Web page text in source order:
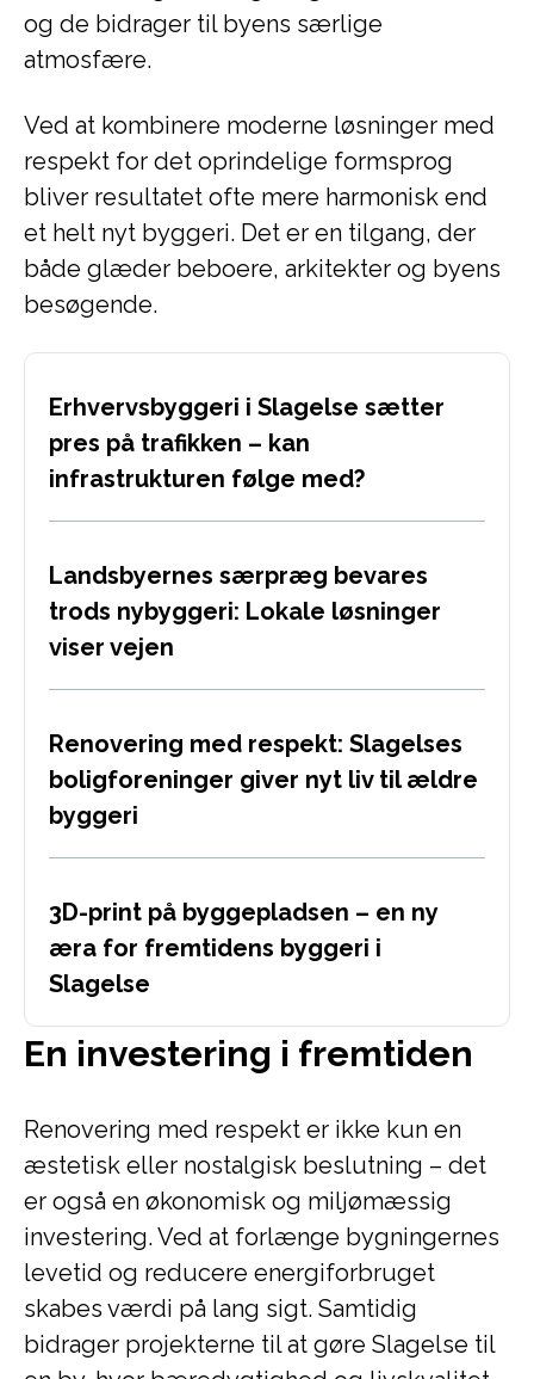
og de bidrager til byens særlige
atmosfære.
Ved at kombinere moderne løsninger med
respekt for det oprindelige formsprog
bliver resultatet ofte mere harmonisk end
et helt nyt byggeri. Det er en tilgang, der
både glæder beboere, arkitekter og byens
besøgende.
Erhvervsbyggeri i Slagelse sætter
pres på trafikken – kan
infrastrukturen følge med?
Landsbyernes særpræg bevares
trods nybyggeri: Lokale løsninger
viser vejen
Renovering med respekt: Slagelses
boligforeninger giver nyt liv til ældre
byggeri
3D-print på byggepladsen – en ny
æra for fremtidens byggeri i
Slagelse
En investering i fremtiden
Renovering med respekt er ikke kun en
æstetisk eller nostalgisk beslutning – det
er også en økonomisk og miljømæssig
investering. Ved at forlænge bygningernes
levetid og reducere energiforbruget
skabes værdi på lang sigt. Samtidig
bidrager projekterne til at gøre Slagelse til